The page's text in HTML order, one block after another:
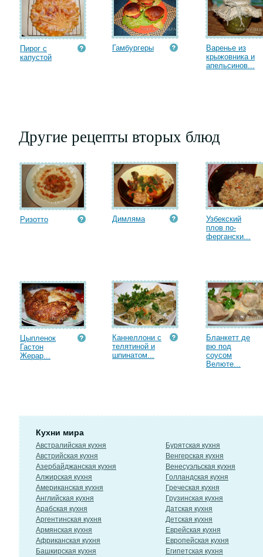
Пирог с
капустой
Гамбургеры
Варенье из
крыжовника и
апельсинов...
Другие рецепты вторых блюд
Ризотто Димляма
Узбекский
плов по-
фергански...
Цыпленок
Гастон
Жерар...
Каннеллони с
телятиной и
шпинатом...
Бланкетт де
вю под
соусом
Велюте...
Кухни мира
Австралийская кухня
Австрийская кухня
Азербайджанская кухня
Алжирская кухня
Американская кухня
Английская кухня
Арабская кухня
Аргентинская кухня
Армянская кухня
Африканская кухня
Башкирская кухня
Бурятская кухня
Венгерская кухня
Венесуэльская кухня
Голландская кухня
Греческая кухня
Грузинская кухня
Датская кухня
Детская кухня
Еврейская кухня
Европейская кухня
Египетская кухня